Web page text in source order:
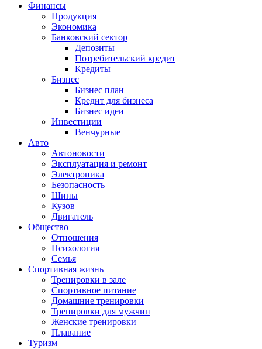
Финансы
Продукция
Экономика
Банковский сектор
Депозиты
Потребительский кредит
Кредиты
Бизнес
Бизнес план
Кредит для бизнеса
Бизнес идеи
Инвестиции
Венчурные
Авто
Автоновости
Эксплуатация и ремонт
Электроника
Безопасность
Шины
Кузов
Двигатель
Общество
Отношения
Психология
Семья
Спортивная жизнь
Тренировки в зале
Спортивное питание
Домашние тренировки
Тренировки для мужчин
Женские тренировки
Плавание
Туризм